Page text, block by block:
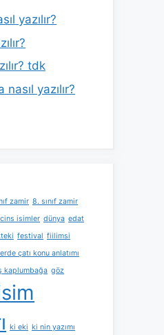
yazılır?
tdk
yazılır?
zamir 8. sınıf zamir
cins isimler dünya edat
festival fiilimsi
çatı konu anlatımı
kaplumbağa göz
ki eki ki nin yazımı